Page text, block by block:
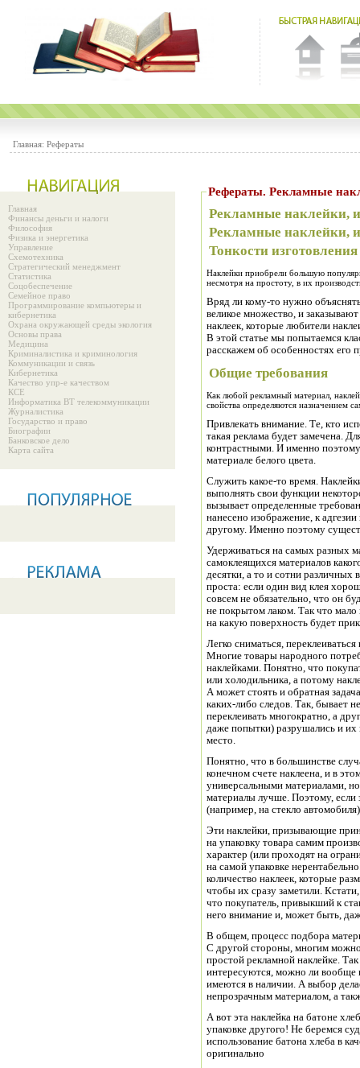
Главная: Рефераты
Главная
Финансы деньги и налоги
Философия
Физика и энергетика
Управление
Схемотехника
Стратегический менеджмент
Статистика
Соцобеспечение
Семейное право
Программирование компьютеры и
кибернетика
Охрана окружающей среды экология
Основы права
Медицина
Криминалистика и криминология
Коммуникации и связь
Кибернетика
Качество упр-е качеством
КСЕ
Информатика ВТ телекоммуникации
Журналистика
Государство и право
Биографии
Банковское дело
Карта сайта
Рефераты.
Рекламные наклейки,
Рекламные наклейки,
Тонкости
Наклейки приобрели большую
несмотря на простоту, в их
Вряд ли кому-то нужно
великое множество, и
наклеек, которые любители
В этой статье мы попытаемся
расскажем об особенностях его
Общие требования
Как любой рекламный материал,
свойства определяются назначением
Привлекать внимание. Те, кто
такая реклама будет замечена.
контрастными. И именно
материале белого цвета.
Служить какое-то время.
выполнять свои функции
вызывает определенные
нанесено изображение, к
другому. Именно поэтому
Удерживаться на самых разных
самоклеящихся материалов
десятки, а то и сотни различных
проста: если один вид клея
совсем не обязательно, что он
не покрытом лаком. Так что мало
на какую поверхность будет
Легко сниматься,
Многие товары народного
наклейками. Понятно, что
или холодильника, а потому
А может стоять и обратная
каких-либо следов. Так, бывает
переклеивать многократно, а
даже попытки) разрушались и их
место.
Понятно, что в большинстве
конечном счете наклеена, и в
универсальными материалами,
материалы лучше. Поэтому, если
(например, на стекло
Эти наклейки, призывающие
на упаковку товара самим
характер (или проходят на
на самой упаковке
количество наклеек, которые
чтобы их сразу заметили.
что покупатель, привыкший к
него внимание и, может быть,
В общем, процесс подбора
С другой стороны, многим
простой рекламной наклейке.
интересуются, можно ли вообще
имеются в наличии. А выбор
непрозрачным материалом, а
А вот эта наклейка на батоне
упаковке другого! Не беремся
использование батона хлеба в
оригинально